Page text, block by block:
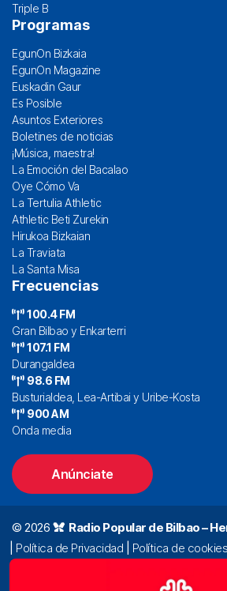
Triple B
Programas
EgunOn Bizkaia
EgunOn Magazine
Euskadin Gaur
Es Posible
Asuntos Exteriores
Boletines de noticias
¡Música, maestra!
La Emoción del Bacalao
Oye Cómo Va
La Tertulia Athletic
Athletic Beti Zurekin
Hirukoa Bizkaian
La Traviata
La Santa Misa
Frecuencias
100.4 FM
Gran Bilbao y Enkarterri
107.1 FM
Durangaldea
98.6 FM
Busturialdea, Lea-Artibai y Uribe-Kosta
900 AM
Onda media
Anúnciate
© 2026 Radio Popular de Bilbao –
Política de Privacidad Política de cookies